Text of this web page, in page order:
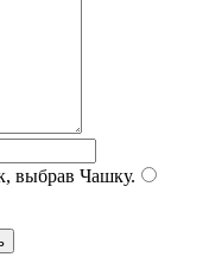
выбрав Чашку.